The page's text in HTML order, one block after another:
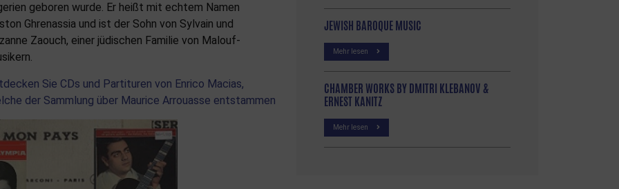
geboren wurde. Er heißt mit echtem Namen
Ghrenassia und ist der Sohn von Sylvain und
Zaouch, einer jüdischen Familie von Malouf-
Sie CDs und Partituren von Enrico Macias,
der Sammlung über Maurice Arrouasse entstammen
JEWISH BAROQUE MUSIC
Mehr lesen
CHAMBER WORKS BY DMITRI KLEBANOV &
ERNEST KANITZ
Mehr lesen